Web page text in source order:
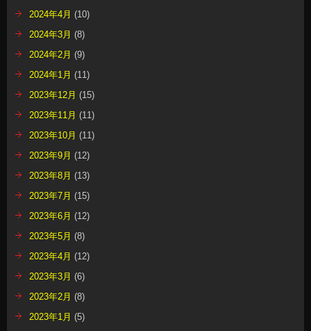
2024年4月 (10)
2024年3月 (8)
2024年2月 (9)
2024年1月 (11)
2023年12月 (15)
2023年11月 (11)
2023年10月 (11)
2023年9月 (12)
2023年8月 (13)
2023年7月 (15)
2023年6月 (12)
2023年5月 (8)
2023年4月 (12)
2023年3月 (6)
2023年2月 (8)
2023年1月 (5)